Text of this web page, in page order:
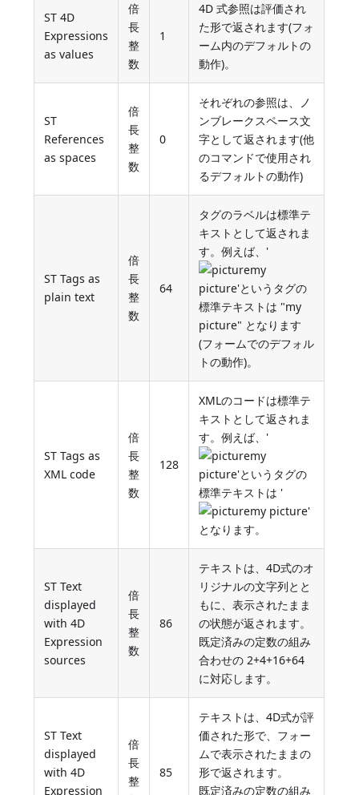
ST 4D
Expressions
as values
倍
長
整
数
1
4D 式参照は評価され
た形で返されます(フォ
ーム内のデフォルトの
動作)。
ST
References
as spaces
倍
長
整
数
0
それぞれの参照は、ノ
ンブレークスペース文
字として返されます(他
のコマンドで使用され
るデフォルトの動作)
ST Tags as
plain text
倍
長
整
数
64
タグのラベルは標準テ
キストとして返されま
す。例えば、'
my
picture'というタグの
標準テキストは "my
picture" となります
(フォームでのデフォル
トの動作)。
ST Tags as
XML code
倍
長
整
数
128
XMLのコードは標準テ
キストとして返されま
す。例えば、'
my
picture'というタグの
標準テキストは '
my picture'
となります。
ST Text
displayed
with 4D
Expression
sources
倍
長
整
数
86
テキストは、4D式のオ
リジナルの文字列とと
もに、表示されたまま
の状態が返されます。
既定済みの定数の組み
合わせの 2+4+16+64
に対応します。
ST Text
displayed
with 4D
Expression
倍
長
整
85
テキストは、4D式が評
価された形で、フォー
ムで表示されたままの
形で返されます。
既定済みの定数の組み